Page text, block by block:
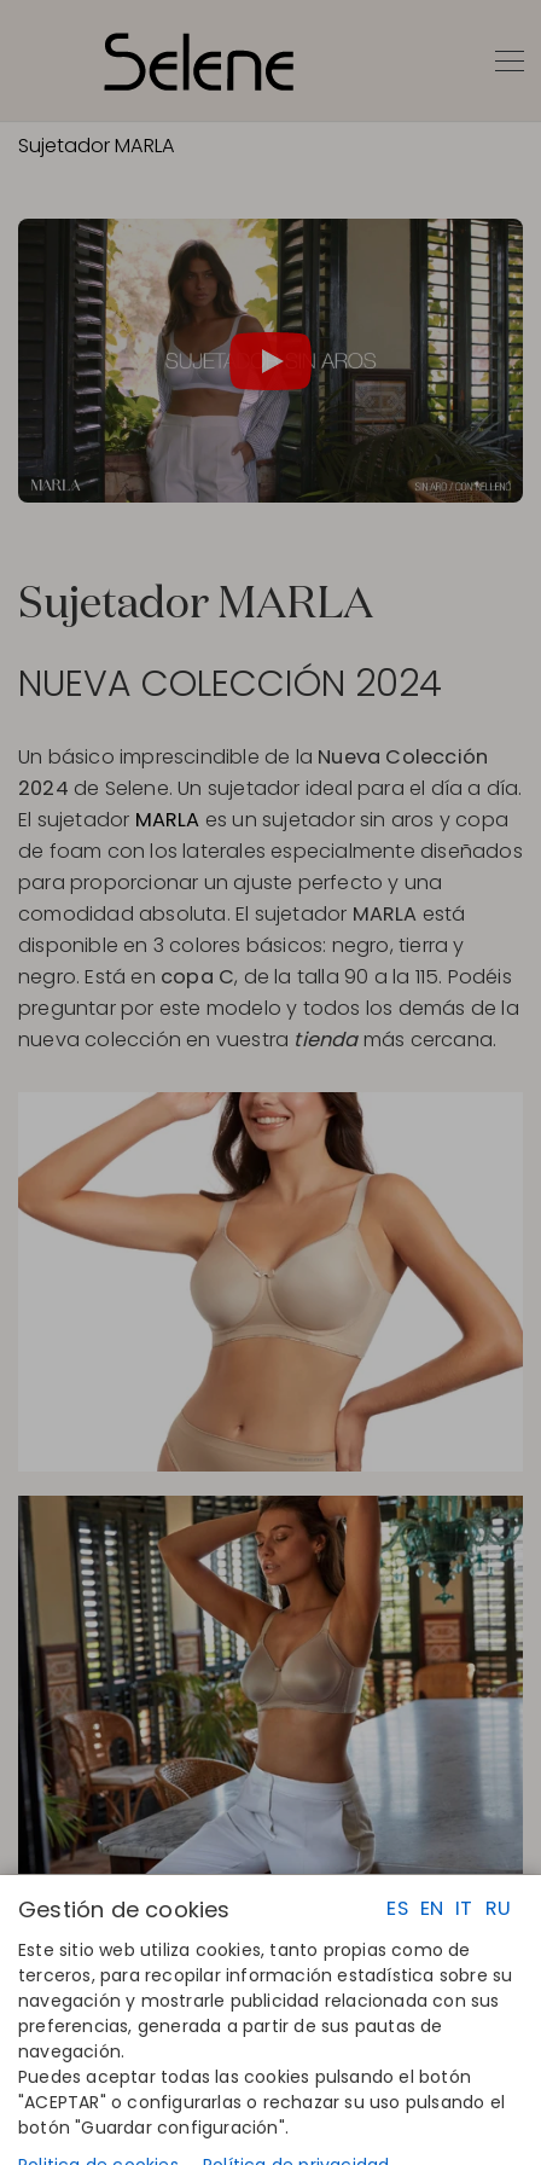
Sujetador MARLA
Sujetador MARLA
NUEVA COLECCIÓN 2024
Un básico imprescindible de la Nueva Colección
2024 de Selene. Un sujetador ideal para el día a día.
El sujetador MARLA es un sujetador sin aros y copa
de foam con los laterales especialmente diseñados
para proporcionar un ajuste perfecto y una
comodidad absoluta. El sujetador MARLA está
disponible en 3 colores básicos: negro, tierra y
negro. Está en copa C, de la talla 90 a la 115. Podéis
preguntar por este modelo y todos los demás de la
nueva colección en vuestra tiendamás cercana.
ES EN IT RU
Gestión de cookies
Este sitio web utiliza cookies, tanto propias como de
terceros, para recopilar información estadística sobre su
navegación y mostrarle publicidad relacionada con sus
preferencias, generada a partir de sus pautas de
navegación.
Puedes aceptar todas las cookies pulsando el botón
"ACEPTAR" o configurarlas o rechazar su uso pulsando el
botón "Guardar configuración".
ENLACES RAPIDOS
Calcula tu talla
Encuentra tu tienda
Únete al directorio
CONTACTO
Disintex 2021 SL
disintex@disintex.es